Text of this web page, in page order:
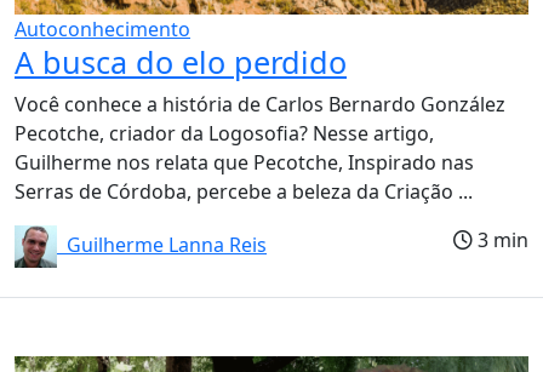
Autoconhecimento
A busca do elo perdido
Você conhece a história de Carlos Bernardo González
Pecotche, criador da Logosofia? Nesse artigo,
Guilherme nos relata que Pecotche, Inspirado nas
Serras de Córdoba, percebe a beleza da Criação ...
Guilherme Lanna Reis
3 min